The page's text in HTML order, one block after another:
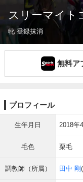
スリーマイト
牝 登録抹消
無料ア
プロフィール
生年月日 2018年
毛色 栗毛
調教師（所属） 田中 剛